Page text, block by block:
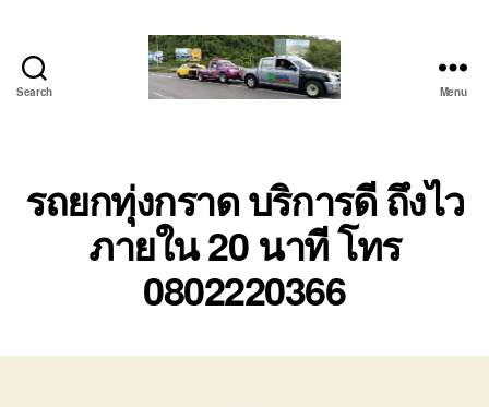
Search
ปาก
ร่วม
ศรีราชา
|
บริการ
สไลด์
Menu
รถยกทุ่งกราด บริการดี ถึงไว
ภายใน 20 นาที โทร
0802220366